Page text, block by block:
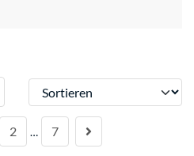
Sortieren
2 … 7